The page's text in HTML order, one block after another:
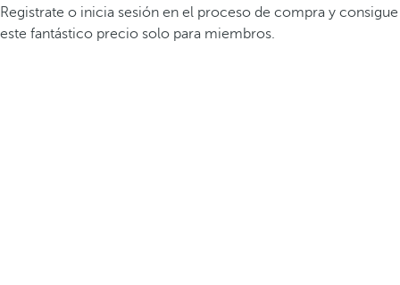
Registrate o inicia sesión en el proceso de compra y consigue
este fantástico precio solo para miembros.